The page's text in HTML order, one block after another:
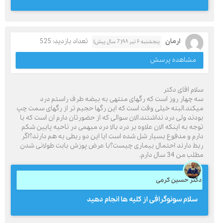
ارمان پنجشنبه ۶ تیر ۹۸( 7 سال پیش)
تعداد بازدید: 525
مشاهده پرسش
سلام اقای دکتر
سه چهار روز است که رگهای منتهی به بیضه طرف راستم درد
میکند.البته خیلی وقت است که این رگها حجیم تر از رگهای سمت چپ
بودند ولی درد نداشتند.الان سوالی که از حضورتان دارم ان است که با
توجه به اینکه الان علاوه بر درد بالا درد مبهمی در ناحیه پایین شکم
دارم و مدفوع بسیار شل شده است ایا این دو ربطی به هم دارند؟اگر
ربط دارند احتمال بیماری چیست؟با عرض پوزش بابت طولانی شدن
مطلب من 34 سال دارم.
دکتر حسین کرمی
سلام سونوگرافی از کلیه ها انجام دهید